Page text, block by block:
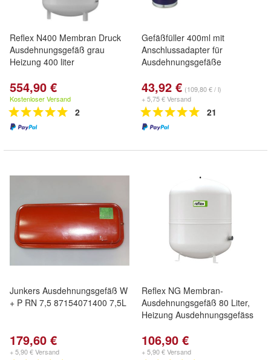
Reflex N400 Membran Druck
Ausdehnungsgefäß grau
Heizung 400 liter
554,90 €
Kostenloser Versand
2
Gefäßfüller 400ml mit
Anschlussadapter für
Ausdehnungsgefäße
43,92 € (109,80 € / l)
+ 5,75 € Versand
21
Junkers Ausdehnungsgefäß W
+ P RN 7,5 87154071400 7,5L
179,60 €
+ 5,90 € Versand
Reflex NG Membran-
Ausdehnungsgefäß 80 Liter,
Heizung Ausdehnungsgefäss
106,90 €
+ 5,90 € Versand